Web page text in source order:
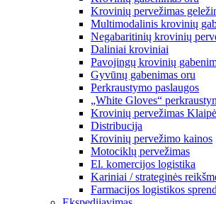
Krovinių pervežimas
Multimodalinis krovinių
Negabaritinių krovinių
Daliniai kroviniai
Pavojingų krovinių
Gyvūnų gabenimas oru
Perkraustymo paslaugos
„White Gloves“
Krovinių pervežimas
Distribucija
Krovinių pervežimo kainos
Motociklų pervežimas
El. komercijos logistika
Kariniai / strateginės
Farmacijos logistikos